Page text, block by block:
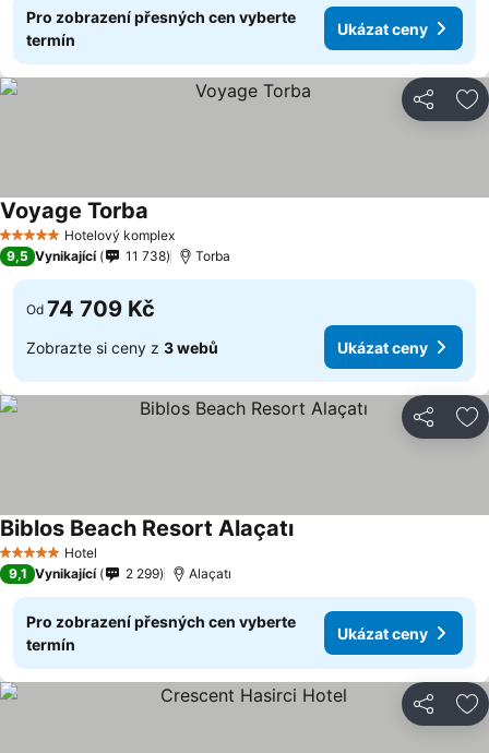
Pro zobrazení přesných cen vyberte
termín
Ukázat ceny
Sdílet
5 Počet hvězdičekHotelový komplex
Voyage Torba
9,5 Vynikající 11 738 Torba
Od 74 709 Kč
Zobrazte si ceny z 3 webů Ukázat ceny
Sdílet
5 Počet hvězdiček
Hotel
Biblos Beach Resort Alaçatı
9,1 Vynikající 2 299 Alaçatı
Pro zobrazení přesných cen vyberte
termín
Ukázat ceny
Sdílet